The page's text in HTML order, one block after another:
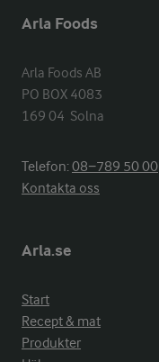
Arla Foods
Arla Foods AB
PO BOX 4083
169 04  Solna
Telefon:08−789 50 00
Kontakta oss
Arla.se
Start
Recept & mat
Produkter